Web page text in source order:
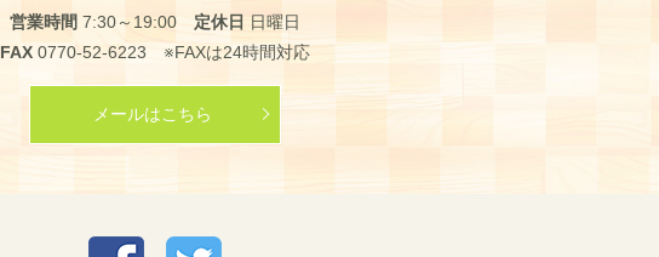
営業時間 7:30～19:00 定休日 日曜日
FAX 0770-52-6223 ※FAXは24時間対応
メールはこちら